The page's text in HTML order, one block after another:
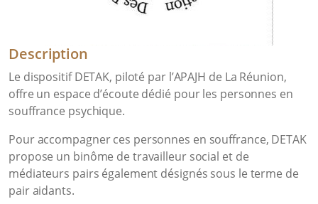
Description
Le dispositif DETAK, piloté par l’APAJH de La Réunion,
offre un espace d’écoute dédié pour les personnes en
souffrance psychique.
Pour accompagner ces personnes en souffrance, DETAK
propose un binôme de travailleur social et de
médiateurs pairs également désignés sous le terme de
pair aidants.